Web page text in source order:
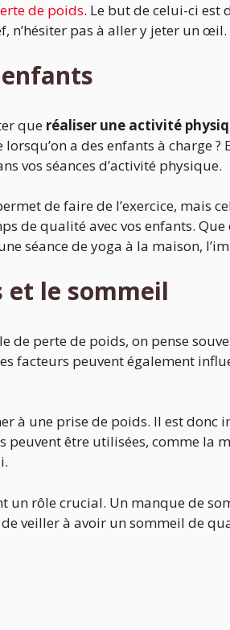
de poids. Le but de celui-ci est
n’hésiter pas à aller y jeter un œil.
que réaliser une activité
a des enfants à charge
vos séances d’activité physique.
de faire de l’exercice, mais
de qualité avec vos enfants.
séance de yoga à la maison,
et le sommeil
de perte de poids, on pense
facteurs peuvent également
à une prise de poids. Il est donc
peuvent être utilisées, comme la
un rôle crucial. Un manque de
veiller à avoir un sommeil de